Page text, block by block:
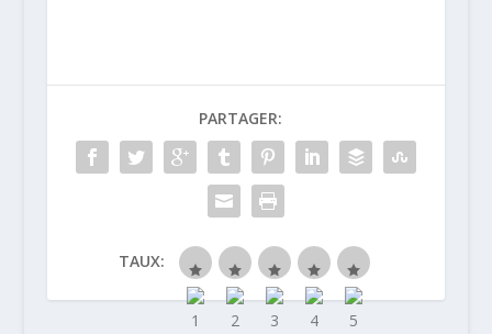
PARTAGER:
TAUX: